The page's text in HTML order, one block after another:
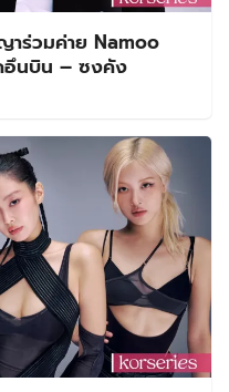
ร่วมค่าย Namoo
นบิน – ซงคัง